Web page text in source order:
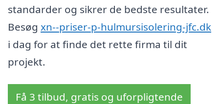
standarder og sikrer de bedste resultater.
Besøg xn--priser-p-hulmursisolering-jfc.dk
i dag for at finde det rette firma til dit
projekt.
Få 3 tilbud, gratis og uforpligtende